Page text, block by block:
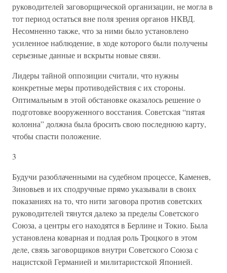
руководителей заговорщической организации, не могла в
тот период остаться вне поля зрения органов НКВД.
Несомненно также, что за ними было установлено
усиленное наблюдение, в ходе которого были получены
серьезные данные и вскрыты новые связи.
Лидеры тайной оппозиции считали, что нужны
конкретные меры противодействия с их стороны.
Оптимальным в этой обстановке оказалось решение о
подготовке вооруженного восстания. Советская “пятая
колонна” должна была бросить свою последнюю карту,
чтобы спасти положение.
3
Будучи разоблаченными на судебном процессе, Каменев,
Зиновьев и их сподручные прямо указывали в своих
показаниях на то, что нити заговора против советских
руководителей тянутся далеко за пределы Советского
Союза, а центры его находятся в Берлине и Токио. Была
установлена коварная и подлая роль Троцкого в этом
деле, связь заговорщиков внутри Советского Союза с
нацистской Германией и милитаристской Японией.